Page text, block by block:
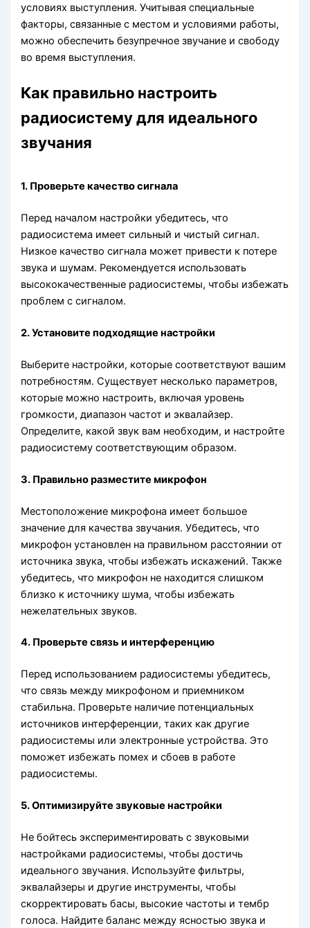
условиях выступления. Учитывая специальные
факторы, связанные с местом и условиями работы,
можно обеспечить безупречное звучание и свободу
во время выступления.
Как правильно настроить
радиосистему для идеального
звучания
1. Проверьте качество сигнала
Перед началом настройки убедитесь, что
радиосистема имеет сильный и чистый сигнал.
Низкое качество сигнала может привести к потере
звука и шумам. Рекомендуется использовать
высококачественные радиосистемы, чтобы избежать
проблем с сигналом.
2. Установите подходящие настройки
Выберите настройки, которые соответствуют вашим
потребностям. Существует несколько параметров,
которые можно настроить, включая уровень
громкости, диапазон частот и эквалайзер.
Определите, какой звук вам необходим, и настройте
радиосистему соответствующим образом.
3. Правильно разместите микрофон
Местоположение микрофона имеет большое
значение для качества звучания. Убедитесь, что
микрофон установлен на правильном расстоянии от
источника звука, чтобы избежать искажений. Также
убедитесь, что микрофон не находится слишком
близко к источнику шума, чтобы избежать
нежелательных звуков.
4. Проверьте связь и интерференцию
Перед использованием радиосистемы убедитесь,
что связь между микрофоном и приемником
стабильна. Проверьте наличие потенциальных
источников интерференции, таких как другие
радиосистемы или электронные устройства. Это
поможет избежать помех и сбоев в работе
радиосистемы.
5. Оптимизируйте звуковые настройки
Не бойтесь экспериментировать с звуковыми
настройками радиосистемы, чтобы достичь
идеального звучания. Используйте фильтры,
эквалайзеры и другие инструменты, чтобы
скорректировать басы, высокие частоты и тембр
голоса. Найдите баланс между ясностью звука и